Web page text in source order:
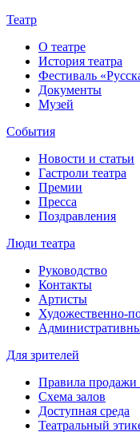
Театр
О театре
История театра
Фестиваль
Документы
Музей
События
Новости и статьи
Гастроли театра
Премии
Пресса
Поздравления
Люди театра
Руководство
Контакты
Артисты
Художественно-
Для зрителей
Правила продажи
Схема залов
Доступная среда
Театральный